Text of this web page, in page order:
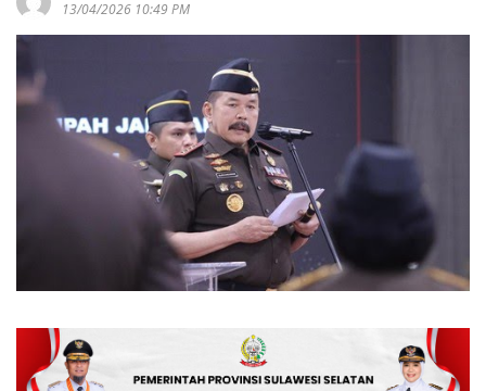
13/04/2026 10:49 PM